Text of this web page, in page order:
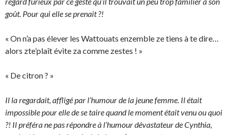
goût. Pour qui elle se prenait ?!
« On n’a pas élever les Wattouats enzemble ze tiens à te dire…
alors zte’plaît évite za comme zestes ! »
« De citron ? »
Il la regardait, affligé par l’humour de la jeune femme. Il était
impossible pour elle de se taire quand le moment était venu ou quoi
?! Il préféra ne pas répondre à l’humour dévastateur de Cynthia,